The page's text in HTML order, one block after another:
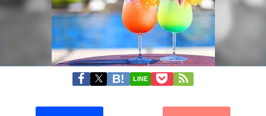
LINE